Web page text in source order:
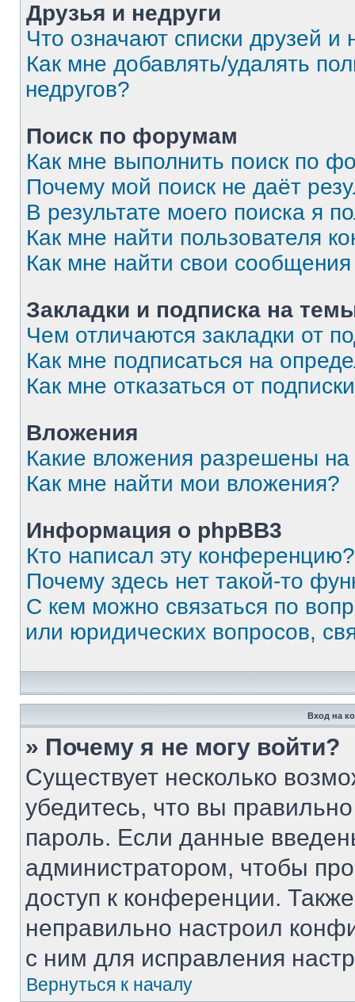
Друзья и недруги
Что означают списки друзей и
Как мне добавлять/удалять
недругов?
Поиск по форумам
Как мне выполнить поиск по
Почему мой поиск не даёт
В результате моего поиска я
Как мне найти пользователя
Как мне найти свои
Закладки и подписка на
Чем отличаются закладки от
Как мне подписаться на
Как мне отказаться от
Вложения
Какие вложения разрешены
Как мне найти мои вложения?
Информация о phpBB3
Кто написал эту конференцию?
Почему здесь нет такой-то
С кем можно связаться по
или юридических вопросов,
Вход на
» Почему я не могу войти?
Существует несколько
убедитесь, что вы
пароль. Если данные
администратором, чтобы
доступ к конференции.
неправильно настроил
с ним для исправления
Вернуться к началу